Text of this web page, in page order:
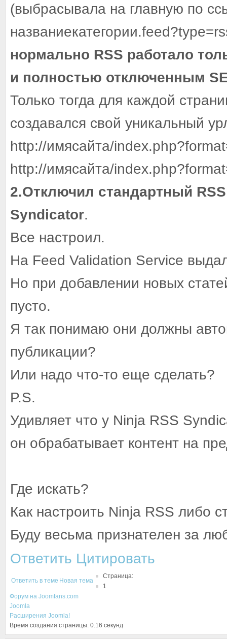
(выбрасывала на главную по
нормально RSS работало
и полностью отключенным
Только тогда для каждой
создавался свой уникальный
http://имясайта/
http://имясайта/
2.Отключил стандартный
Syndicator.
Все настроил.
На Feed Validation Service
Но при добавлении новых
пусто.
Я так понимаю они должны
публикации?
Или надо что-то еще сделать?
P.S.
Удивляет что у Ninja RSS
он обрабатывает контент на
Где искать?
Как настроить Ninja RSS либо
Буду весьма признателен за
Ответить Цитировать
Ответить в теме Новая тема
Страница:
1
Форум на Joomfans.com
Joomla
Расширения Joomla!
Время создания страницы: 0.16 секунд